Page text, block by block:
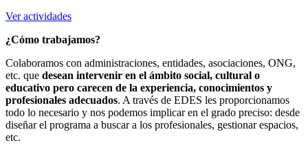
Ver actividades
¿Cómo trabajamos?
Colaboramos con administraciones, entidades, asociaciones, ONG,
etc. que desean intervenir en el ámbito social, cultural o
educativo pero carecen de la experiencia, conocimientos y
profesionales adecuados. A través de EDES les proporcionamos
todo lo necesario y nos podemos implicar en el grado preciso: desde
diseñar el programa a buscar a los profesionales, gestionar espacios,
etc.